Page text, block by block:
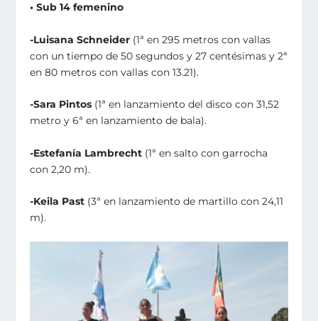
• Sub 14 femenino
-Luisana Schneider (1ª en 295 metros con vallas
con un tiempo de 50 segundos y 27 centésimas y 2ª
en 80 metros con vallas con 13.21).
-Sara Pintos (1ª en lanzamiento del disco con 31,52
metro y 6ª en lanzamiento de bala).
-Estefanía Lambrecht (1ª en salto con garrocha
con 2,20 m).
-Keila Past (3ª en lanzamiento de martillo con 24,11
m).